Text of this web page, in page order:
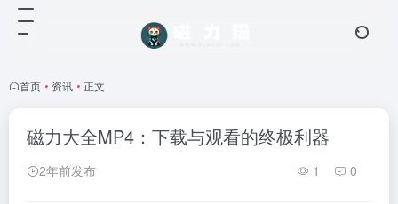
首页 • 资讯 • 正文
磁力大全MP4：下载与观看的终极利器
2年前发布 1 0